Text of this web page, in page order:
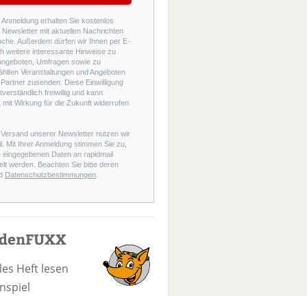
Anmeldung erhalten Sie kostenlos
Newsletter mit aktuellen Nachrichten
Außerdem dürfen wir Ihnen per E-
weitere interessante Hinweise zu
Umfragen sowie zu
Veranstaltungen und Angeboten
zusenden. Diese Einwilligung
freiwillig und kann
mit Wirkung für die Zukunft widerrufen
Versand unserer Newsletter nutzen wir
Mit Ihrer Anmeldung stimmen Sie zu,
eingegebenen Daten an rapidmail
werden. Beachten Sie bitte deren
Datenschutzbestimmungen.
Heft lesen